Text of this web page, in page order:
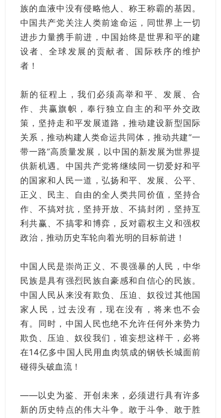
族的血液中没有侵略他人、称王称霸的基因。
中国共产党关注人类前途命运，同世界上一切
进步力量携手前进，中国始终是世界和平的建
设者、全球发展的贡献者、国际秩序的维护
者！
新的征程上，我们必须高举和平、发展、合
作、共赢旗帜，奉行独立自主的和平外交政
策，坚持走和平发展道路，推动建设新型国际
关系，推动构建人类命运共同体，推动共建“一
带一路”高质量发展，以中国的新发展为世界提
供新机遇。中国共产党将继续同一切爱好和平
的国家和人民一道，弘扬和平、发展、公平、
正义、民主、自由的全人类共同价值，坚持合
作、不搞对抗，坚持开放、不搞封闭，坚持互
利共赢、不搞零和博弈，反对霸权主义和强权
政治，推动历史车轮向着光明的目标前进！
中国人民是崇尚正义、不畏强暴的人民，中华
民族是具有强烈民族自豪感和自信心的民族。
中国人民从来没有欺负、压迫、奴役过其他国
家人民，过去没有，现在没有，将来也不会
有。同时，中国人民也绝不允许任何外来势力
欺负、压迫、奴役我们，谁妄想这样干，必将
在14亿多中国人民用血肉筑成的钢铁长城面前
碰得头破血流！
——以史为鉴、开创未来，必须进行具有许多
新的历史特点的伟大斗争。敢于斗争、敢于胜